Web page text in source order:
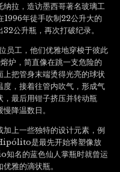
拉，造访墨西哥著名玻璃工
年徒手吹制22公升大的
公升瓶，再次打破纪录。
工，他们优雅地穿梭于彼此
炉，简直像在跳一支危险的
把管身末端烫得光亮的球状
，接着往管内吹气，形成气
最后用钳子挤压并转动瓶
降温数日。
上一些独特的设计元素，例
是最先开始将塑像放
名的蓝色仙人掌瓶时就曾运
雅的滴状瓶。